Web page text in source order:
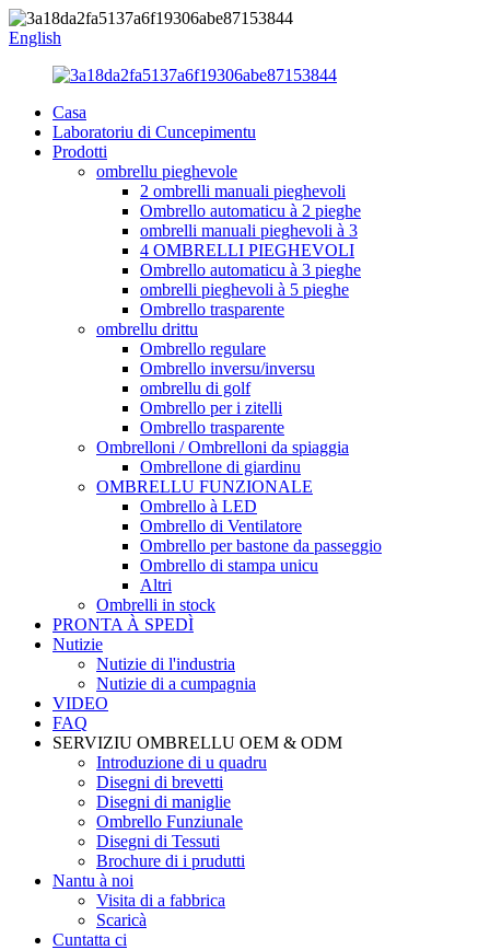
English
Casa
Laboratoriu di Cuncepimentu
Prodotti
ombrellu pieghevole
2 ombrelli manuali pieghevoli
Ombrello automaticu à 2 pieghe
ombrelli manuali pieghevoli à 3
4 OMBRELLI PIEGHEVOLI
Ombrello automaticu à 3 pieghe
ombrelli pieghevoli à 5 pieghe
Ombrello trasparente
ombrellu drittu
Ombrello regulare
Ombrello inversu/inversu
ombrellu di golf
Ombrello per i zitelli
Ombrello trasparente
Ombrelloni / Ombrelloni da spiaggia
Ombrellone di giardinu
OMBRELLU FUNZIONALE
Ombrello à LED
Ombrello di Ventilatore
Ombrello per bastone da passeggio
Ombrello di stampa unicu
Altri
Ombrelli in stock
PRONTA À SPEDÌ
Nutizie
Nutizie di l'industria
Nutizie di a cumpagnia
VIDEO
FAQ
SERVIZIU OMBRELLU OEM & ODM
Introduzione di u quadru
Disegni di brevetti
Disegni di maniglie
Ombrello Funziunale
Disegni di Tessuti
Brochure di i prudutti
Nantu à noi
Visita di a fabbrica
Scaricà
Cuntatta ci